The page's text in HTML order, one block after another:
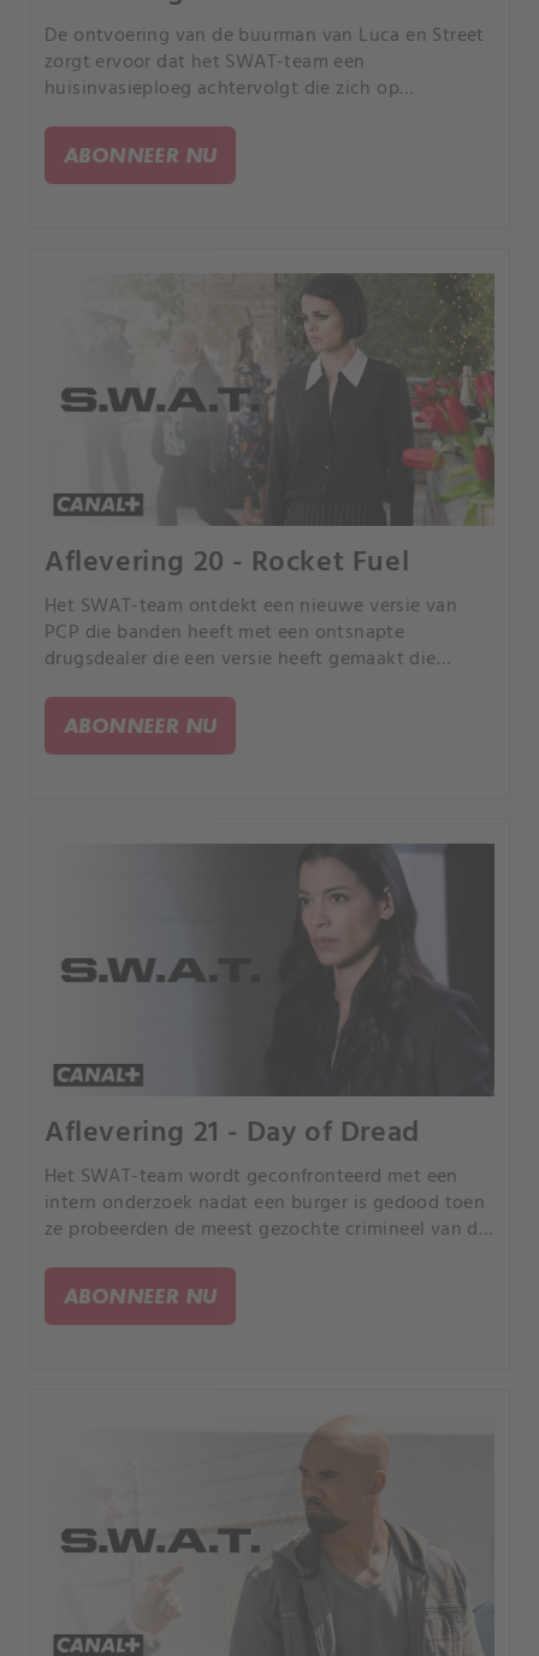
De ontvoering van de buurman van Luca en Street
zorgt ervoor dat het SWAT-team een
huisinvasieploeg achtervolgt die zich op
krijgen tot luxe huizen; De SWAT-divisie bereidt
zich voor om Mumford te helpen een belangrijke
carrièremijlpaal te bereiken.
ABONNEER NU
Aflevering 20 - Rocket Fuel
Het SWAT-team ontdekt een nieuwe versie van
PCP die banden heeft met een ontsnapte
drugsdealer die een versie heeft gemaakt die
persoonlijke banden met de zaak komen aan het
licht wanneer hij zijn mentor, Ben Mosley (Dominic
Hoffman), de voormalige hoofddetective van de
ABONNEER NU
Aflevering 21 - Day of Dread
Het SWAT-team wordt geconfronteerd met een
intern onderzoek nadat een burger is gedood toen
ze probeerden de meest gezochte crimineel van de
missie worden onthuld, trekt het team voor interne
zaken van de strijdmacht het leiderschap van
Hondo in twijfel.
ABONNEER NU